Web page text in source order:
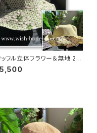
ッフル立体フラワー＆無地 2w
リバーシブルハット・ワイヤー
変形ハット・フラワー帽子【ラ